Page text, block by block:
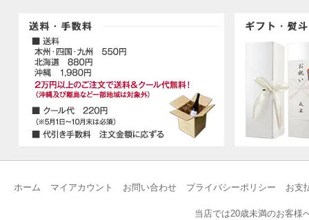
ホーム マイアカウント お問い合わせ プライバシーポリシー お支
当店では20歳未満のお客様